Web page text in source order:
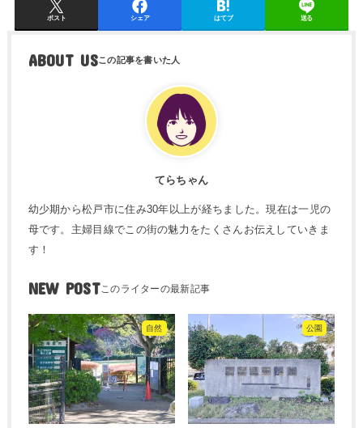
ポスト シェア はてブ 送る
ABOUT US
てらちゃん
幼少期から松戸市に住み30年以上が経ちました。現在は一児の
母です。主婦目線でこの街の魅力をたくさんお伝えしていきま
す！
NEW POST
自然 公園